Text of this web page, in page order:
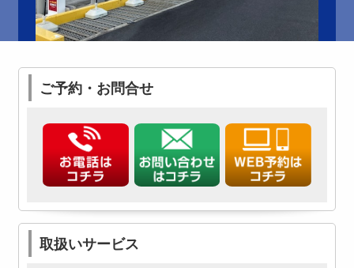
ご予約・お問合せ
取扱いサービス